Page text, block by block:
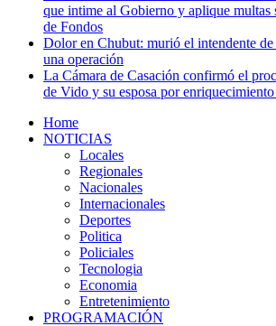
que intime al Gobierno y aplique
de Fondos
Dolor en Chubut: murió el intendente
una operación
La Cámara de Casación confirmó el
de Vido y su esposa por
Home
NOTICIAS
Locales
Regionales
Nacionales
Internacionales
Deportes
Politica
Policiales
Tecnologia
Economia
Entretenimiento
PROGRAMACIÓN